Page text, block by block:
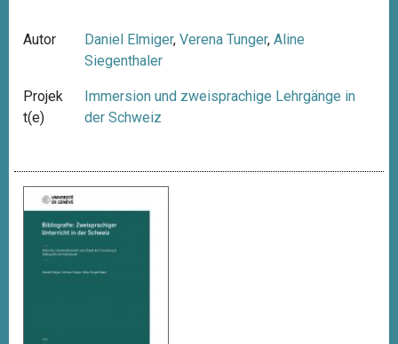
Autor Daniel Elmiger,Verena Tunger,Aline
Siegenthaler
Projek
t(e)
Immersion und zweisprachige Lehrgänge in
der Schweiz